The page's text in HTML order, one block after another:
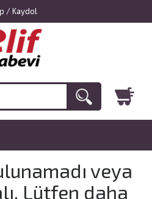
/ Kaydol
veya
Lütfen daha